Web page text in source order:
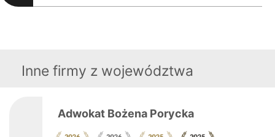
Inne firmy z województwa
Adwokat Bożena Porycka